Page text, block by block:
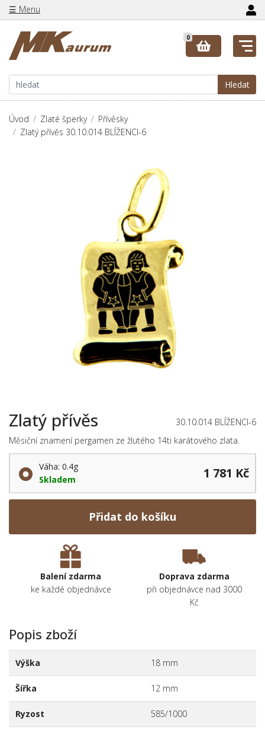
☰ Menu
Hledat
0
Úvod Zlaté šperky
Přívěsky
Zlatý přívěs 30.10.014 BLÍŽENCI-6
Zlatý přívěs
30.10.014 BLÍŽENCI-6
Měsiční znamení pergamen ze žlutého 14ti karátového zlata.
Váha: 0.4g
Skladem
1 781 Kč
Přidat do košíku
Balení zdarma
ke každé objednávce
Doprava zdarma
při objednávce nad 3000
Kč
Popis zboží
Výška 18 mm
Šířka 12 mm
Ryzost 585/1000